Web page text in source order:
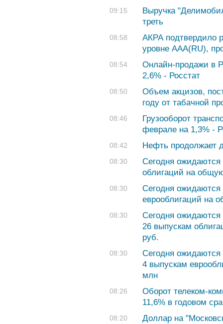
09:15
Выручка
треть
08:58
АКРА подтвердило
уровне ААА(RU),
08:54
Онлайн-продажи в
2,6% - Росстат
08:50
Объем акцизов,
году от табачной
08:46
Грузооборот
феврале на 1,3% -
08:42 Нефть продолжает
08:30
Сегодня
облигаций на
08:30
Сегодня ожидаются
еврооблигаций на
08:30
Сегодня
26 выпускам
руб.
08:30
Сегодня
4 выпускам
млн
08:26
Оборот телеком-
11,6% в годовом
08:20
Доллар на